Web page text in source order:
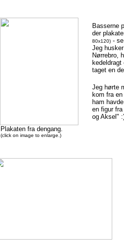
Basserne
der
80x120) -
Jeg
Nørrebro,
taget en
Jeg hørte
kom fra
ham
en figur
og Aksel"
Plakaten fra dengang.
(click on image to enlarge. )